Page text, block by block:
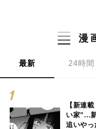
漫
最新 24時間
【新連
い家”…
追いやっ